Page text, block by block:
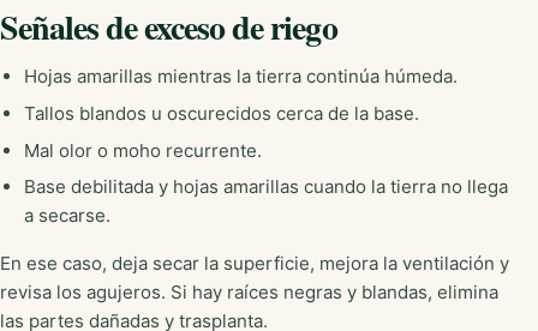
Señales de exceso de riego
Hojas amarillas mientras la tierra continúa húmeda.
Tallos blandos u oscurecidos cerca de la base.
Mal olor o moho recurrente.
Base debilitada y hojas amarillas cuando la tierra no llega
a secarse.
En ese caso, deja secar la superficie, mejora la ventilación y
revisa los agujeros. Si hay raíces negras y blandas, elimina
las partes dañadas y trasplanta.